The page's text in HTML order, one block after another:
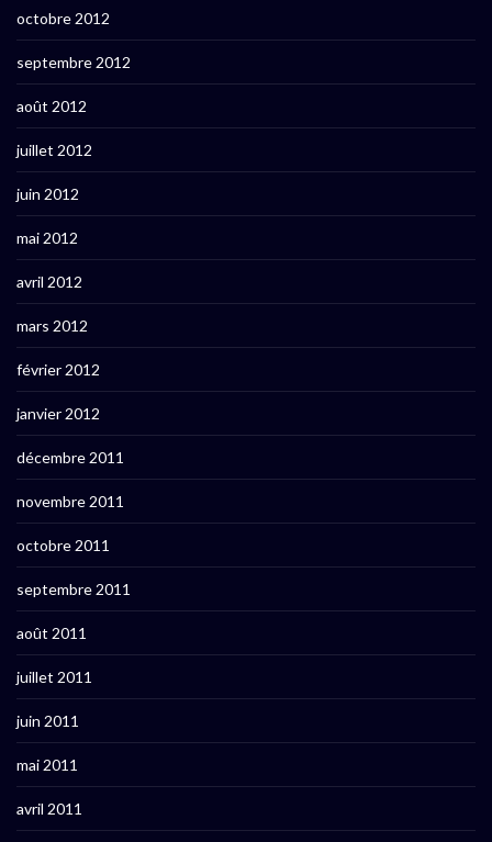
octobre 2012
septembre 2012
août 2012
juillet 2012
juin 2012
mai 2012
avril 2012
mars 2012
février 2012
janvier 2012
décembre 2011
novembre 2011
octobre 2011
septembre 2011
août 2011
juillet 2011
juin 2011
mai 2011
avril 2011